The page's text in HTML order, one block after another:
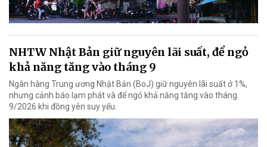
NHTW Nhật Bản giữ nguyên lãi suất, để ngỏ
khả năng tăng vào tháng 9
Ngân hàng Trung ương Nhật Bản (BoJ) giữ nguyên lãi suất ở 1%,
nhưng cảnh báo lạm phát và để ngỏ khả năng tăng vào tháng
9/2026 khi đồng yên suy yếu.